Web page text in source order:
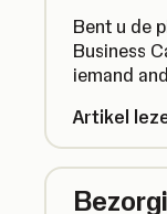
Bent u de
Business
iemand
van uw
Artikel